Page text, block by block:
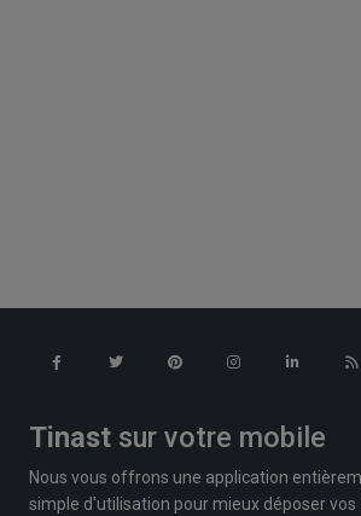
Tinast sur votre mobile
Nous vous offrons une application
simple d'utilisation pour mieux déposer vos